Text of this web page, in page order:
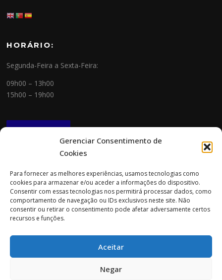
Gerenciar Consentimento de
Cookies
Para fornecer as melhores experiências, usamos tecnologias como
cookies para armazenar e/ou aceder a informações do dispositivo.
Consentir com essas tecnologias nos permitirá processar dados, como
comportamento de navegação ou IDs exclusivos neste site. Não
consentir ou retirar o consentimento pode afetar adversamente certos
recursos e funções.
Aceitar
Negar
HORÁRIO:
Segunda-Feira a Sexta-Feira:
09h00 – 13h00
15h00 – 19h00
NEWSLETTER
Morada:
Rua Cidade do Porto 151
4705-085 Braga
Tlm: 919 782 600 (chamada para a rede móvel nacional)